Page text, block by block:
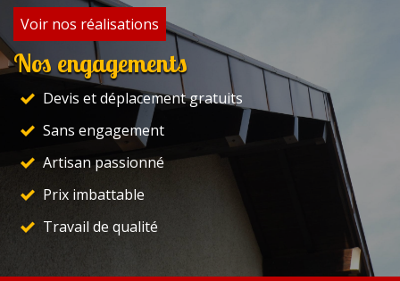
Voir nos réalisations
Nos engagements
Devis et déplacement gratuits
Sans engagement
Artisan passionné
Prix imbattable
Travail de qualité